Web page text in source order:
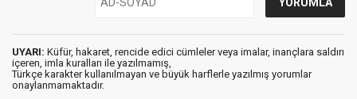
UYARI: Küfür, hakaret, rencide edici cümleler veya imalar, inançlara saldırı
içeren, imla kuralları ile yazılmamış,
Türkçe karakter kullanılmayan ve büyük harflerle yazılmış yorumlar
onaylanmamaktadır.